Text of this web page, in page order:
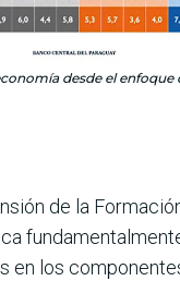
desde el enfoque
de la
en los